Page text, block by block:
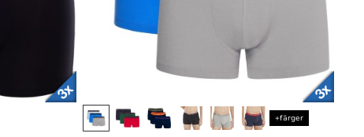
+färger